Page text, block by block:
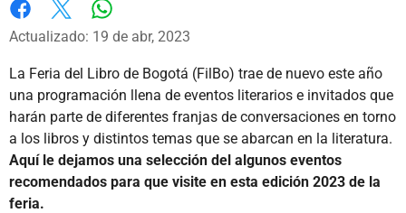
Facebook
X
Actualizado: 19 de abr, 2023
La Feria del Libro de Bogotá (FilBo) trae de nuevo este año
una programación llena de eventos literarios e invitados que
harán parte de diferentes franjas de conversaciones en torno
a los libros y distintos temas que se abarcan en la literatura.
Aquí le dejamos una selección del algunos eventos
recomendados para que visite en esta edición 2023 de la
feria.